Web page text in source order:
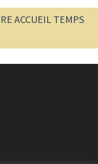
ACCUEIL TEMPS